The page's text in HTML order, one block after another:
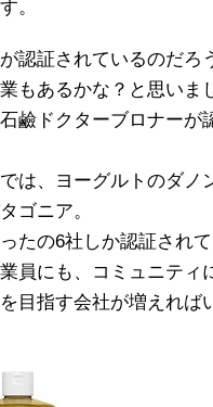
。
認証されているのだろ
もあるかな？と思いま
鹼ドクターブロナーが
は、ヨーグルトのダノ
ゴニア。
たの6社しか認証され
員にも、コミュニティ
目指す会社が増えれば